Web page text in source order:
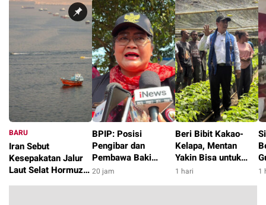
BARU
Iran Sebut
Kesepakatan Jalur
Laut Selat Hormuz
8 jam
BPIP: Posisi
Pengibar dan
Pembawa Baki
Paskibraka 2026
20 jam
Beri Bibit Kakao-
Kelapa, Mentan
Yakin Bisa untuk
Pengentasan
1 hari 1